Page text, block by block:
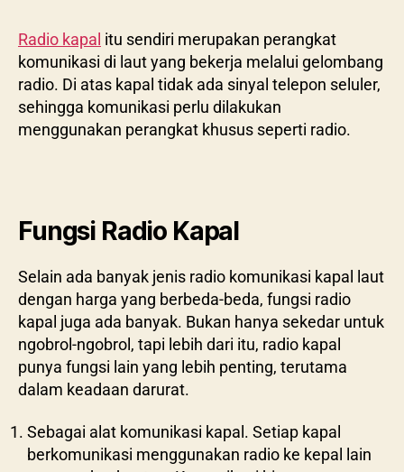
Radio kapal itu sendiri merupakan perangkat
komunikasi di laut yang bekerja melalui gelombang
radio. Di atas kapal tidak ada sinyal telepon seluler,
sehingga komunikasi perlu dilakukan
menggunakan perangkat khusus seperti radio.
Fungsi Radio Kapal
Selain ada banyak jenis radio komunikasi kapal laut
dengan harga yang berbeda-beda, fungsi radio
kapal juga ada banyak. Bukan hanya sekedar untuk
ngobrol-ngobrol, tapi lebih dari itu, radio kapal
punya fungsi lain yang lebih penting, terutama
dalam keadaan darurat.
Sebagai alat komunikasi kapal. Setiap kapal
berkomunikasi menggunakan radio ke kepal lain